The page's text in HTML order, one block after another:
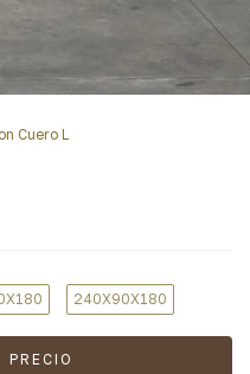
Cuero L
240X90X180